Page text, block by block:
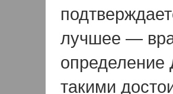
лучшее —
определение
такими